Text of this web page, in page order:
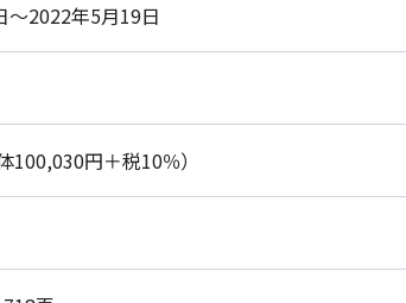
～2022年5月19日
100,030円＋税10％）